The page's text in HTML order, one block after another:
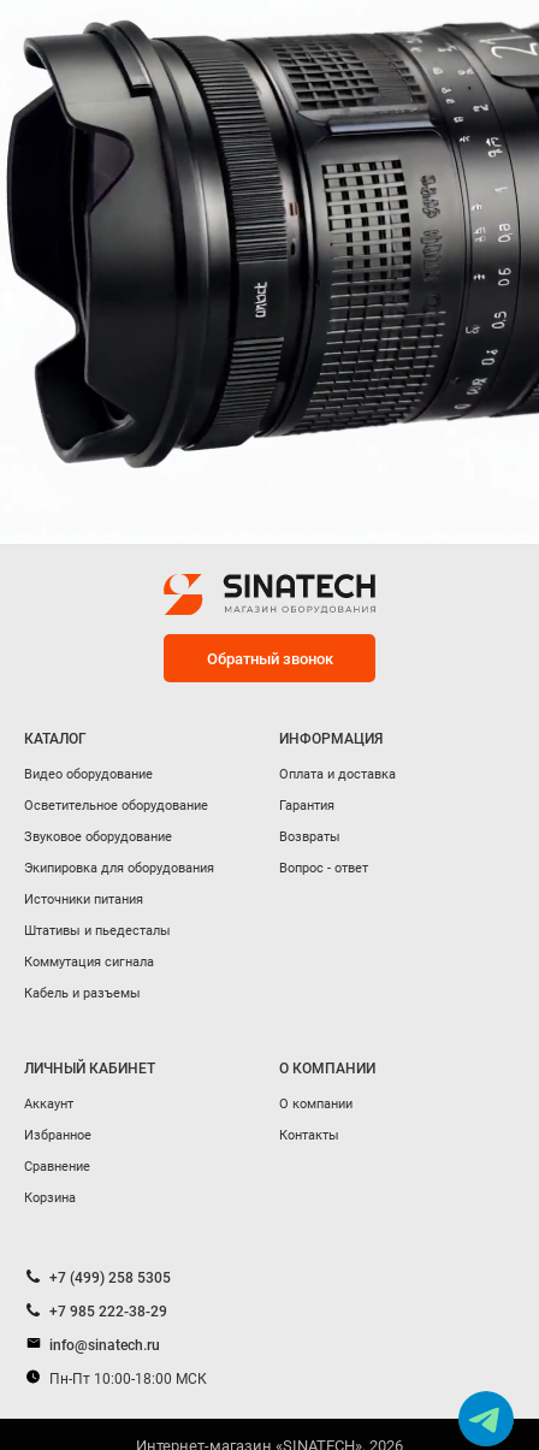
Обратный звонок
КАТАЛОГ
Видео оборудование
Осветительное оборудование
Звуковое оборудование
Экипировка для оборудования
Источники питания
Штативы и пьедесталы
Коммутация сигнала
Кабель и разъемы
ИНФОРМАЦИЯ
Оплата и доставка
Гарантия
Возвраты
Вопрос - ответ
ЛИЧНЫЙ КАБИНЕТ
Аккаунт
Избранное
Сравнение
Корзина
О КОМПАНИИ
О компании
Контакты
+7 (499) 258 5305
+7 985 222-38-29
info@sinatech.ru
Пн-Пт 10:00-18:00 МСК
Интернет-магазин «SINATECH», 2026